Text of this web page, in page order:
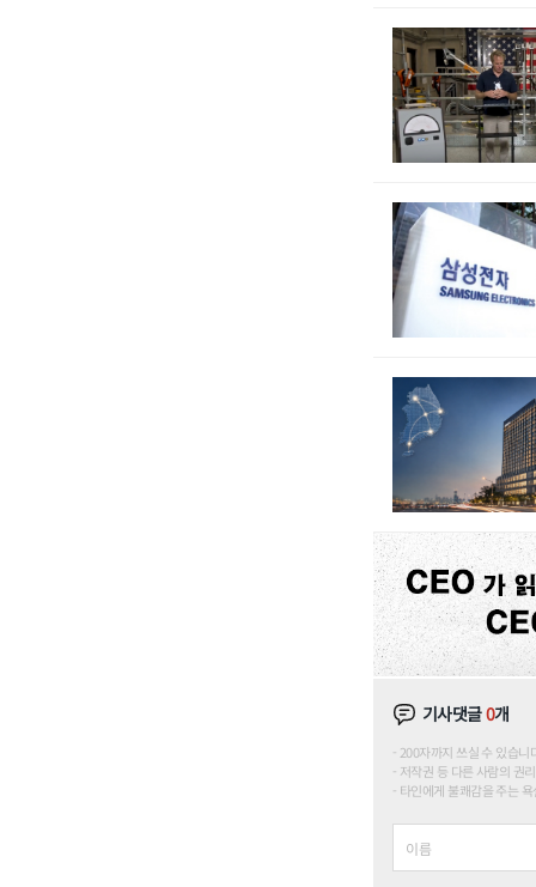
기사댓글0개
200자까지 쓰실 수 있습
저작권 등 다른 사람의 권
타인에게 불쾌감을 주는